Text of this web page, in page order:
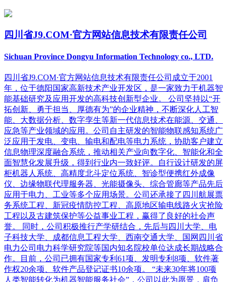
四川省J9.COM·官方网站信息技术有限责任公司
Sichuan Province Dongyu Information Technology co., LTD.
四川省J9.COM·官方网站信息技术有限责任公司成立于2001
年，位于德阳国家高新技术产业开发区，是一家致力于机器智
能基础研究及应用开发的高科技创新型企业。 公司坚持以“开
拓创新、勇于担当、厚德有为”的企业精神，不断深化人工智
能、大数据分析、数字孪生等新一代信息技术在能源、交通、
应急等产业领域的应用。公司自主研发的智能物联感知系统广
泛应用于发电、变电、输电和配电等电力系统，协助客户建立
信息物理深度融合系统，推动相关产业向数字化、智能化和全
面智慧化发展升级，得到行业内一致好评。自行设计研发的屏
柜机器人系统、高精度北斗定位系统、智诊型便携红外成像
仪、边缘物联代理服务器、光能摄像头、综合管廊等产品先后
应用于电力、工业等多个应用场景。公司还承接了四川航展票
务系统工程、新冠疫情防控工程、高原地区输电线路火灾抢险
工程以及古建筑保护等公益事业工程，赢得了良好的社会声
誉。 同时，公司积极推行产学研结合，先后与四川大学、电
子科技大学、成都信息工程大学、西南交通大学、国网四川省
电力公司电力科学研究院等国内知名院校单位达成长期战略合
作。目前，公司已拥有国家专利61项、发明专利8项、软件著
作权20余项、软件产品登记证书10余项。 “未来30年将100项
人类智能转化为机器智能服务社会”，公司以此为愿景，肩负